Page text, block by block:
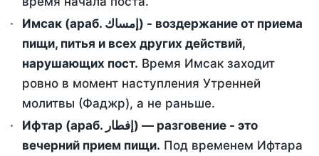
Имсак (араб. إمساك) - воздержание от приема
пищи, питья и всех других действий,
нарушающих пост. Время Имсак заходит
ровно в момент наступления Утренней
молитвы (Фаджр), а не раньше.
Ифтар (араб. إفطار) — разговение - это
вечерний прием пищи. Под временем Ифтара